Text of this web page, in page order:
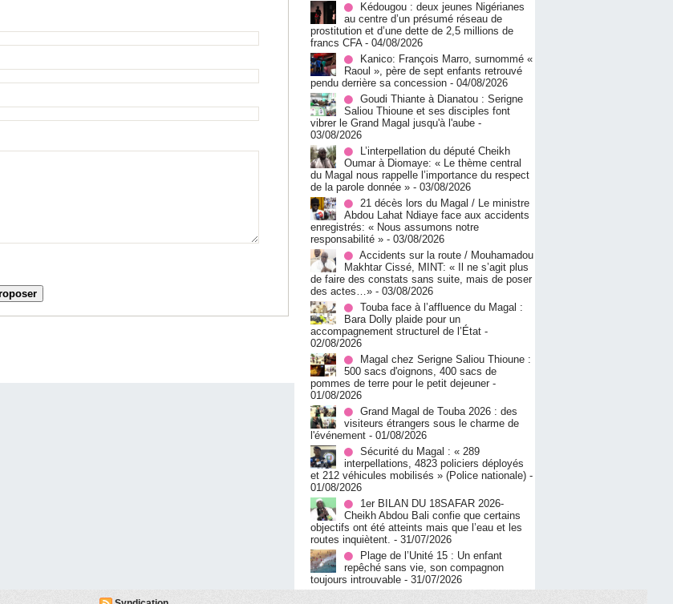
Kédougou : deux jeunes Nigérianes
au centre d’un présumé réseau de
prostitution et d’une dette de 2,5 millions de
francs CFA - 04/08/2026
Kanico: François Marro, surnommé «
Raoul », père de sept enfants retrouvé
pendu derrière sa concession - 04/08/2026
Goudi Thiante à Dianatou : Serigne
Saliou Thioune et ses disciples font
vibrer le Grand Magal jusqu'à l'aube -
03/08/2026
L’interpellation du député Cheikh
Oumar à Diomaye: « Le thème central
du Magal nous rappelle l’importance du respect
de la parole donnée » - 03/08/2026
21 décès lors du Magal / Le ministre
Abdou Lahat Ndiaye face aux accidents
enregistrés: « Nous assumons notre
responsabilité » - 03/08/2026
Accidents sur la route / Mouhamadou
Makhtar Cissé, MINT: « Il ne s’agit plus
de faire des constats sans suite, mais de poser
des actes…» - 03/08/2026
Touba face à l’affluence du Magal :
Bara Dolly plaide pour un
accompagnement structurel de l’État -
02/08/2026
Magal chez Serigne Saliou Thioune :
500 sacs d'oignons, 400 sacs de
pommes de terre pour le petit dejeuner -
01/08/2026
Grand Magal de Touba 2026 : des
visiteurs étrangers sous le charme de
l'événement - 01/08/2026
Sécurité du Magal : « 289
interpellations, 4823 policiers déployés
et 212 véhicules mobilisés » (Police nationale) -
01/08/2026
1er BILAN DU 18SAFAR 2026-
Cheikh Abdou Bali confie que certains
objectifs ont été atteints mais que l’eau et les
routes inquiètent. - 31/07/2026
Plage de l’Unité 15 : Un enfant
repêché sans vie, son compagnon
toujours introuvable - 31/07/2026